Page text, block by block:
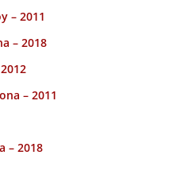
– 2011
– 2018
– 2011
– 2018